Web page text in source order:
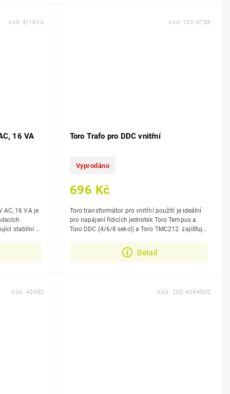
16 VA
AC, 16 VA je
Kód: EI16VA
Toro Trafo pro DDC vnitřní
Vyprodáno
696 Kč
Detail
Toro transformátor pro vnitřní použití je ideální
pro napájení řídicích jednotek Toro Tempus a
Toro DDC (4/6/8 sekcí) a Toro TMC212. zajišťuje
Kód: 102-4738
Kód: 42450 Kód: 200.4094500